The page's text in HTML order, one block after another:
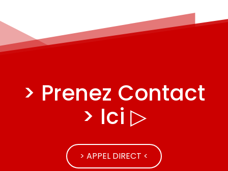
> Prenez Contact
> Ici ▷
> APPEL DIRECT <